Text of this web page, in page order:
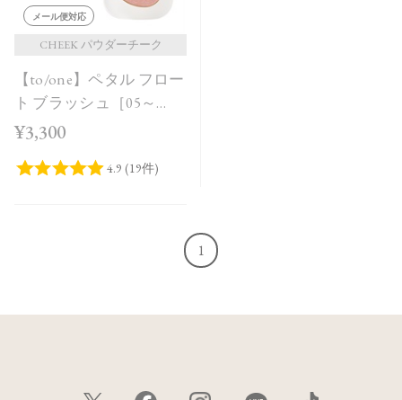
メール便対応
CHEEK パウダーチーク
【to/one】ペタル フロー
ト ブラッシュ［05～
06］
¥3,300
1